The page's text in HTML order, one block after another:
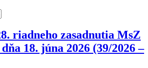
riadneho zasadnutia MsZ
18. júna 2026 (39/2026 –